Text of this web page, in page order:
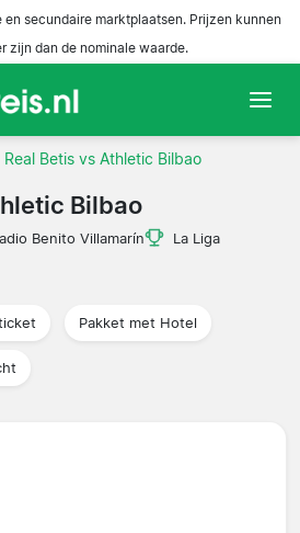
en secundaire marktplaatsen. Prijzen kunnen
zijn dan de nominale waarde.
Real Betis vs Athletic Bilbao
Bilbao
Benito Villamarín
La Liga
Pakket met Hotel